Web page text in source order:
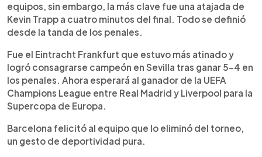
equipos, sin embargo, la más clave fue una atajada de
Kevin Trapp a cuatro minutos del final. Todo se definió
desde la tanda de los penales.
Fue el Eintracht Frankfurt que estuvo más atinado y
logró consagrarse campeón en Sevilla tras ganar 5-4 en
los penales. Ahora esperará al ganador de la UEFA
Champions League entre Real Madrid y Liverpool para la
Supercopa de Europa.
Barcelona felicitó al equipo que lo eliminó del torneo,
un gesto de deportividad pura.